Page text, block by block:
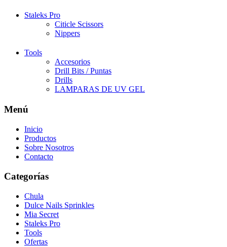
Staleks Pro
Citicle Scissors
Nippers
Tools
Accesorios
Drill Bits / Puntas
Drills
LAMPARAS DE UV GEL
Menú
Inicio
Productos
Sobre Nosotros
Contacto
Categorías
Chula
Dulce Nails Sprinkles
Mia Secret
Staleks Pro
Tools
Ofertas